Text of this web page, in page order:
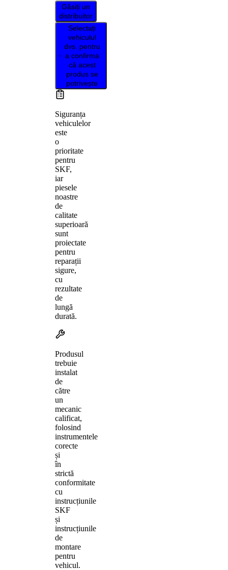
Găsiți un
distribuitor
Selectați
vehiculul
dvs. pentru
a confirma
că acest
produs se
potrivește
Siguranța
vehiculelor
este
o
prioritate
pentru
SKF,
iar
piesele
noastre
de
calitate
superioară
sunt
proiectate
pentru
reparații
sigure,
cu
rezultate
de
lungă
durată.
Produsul
trebuie
instalat
de
către
un
mecanic
calificat,
folosind
instrumentele
corecte
și
în
strictă
conformitate
cu
instrucțiunile
SKF
și
instrucțiunile
de
montare
pentru
vehicul.